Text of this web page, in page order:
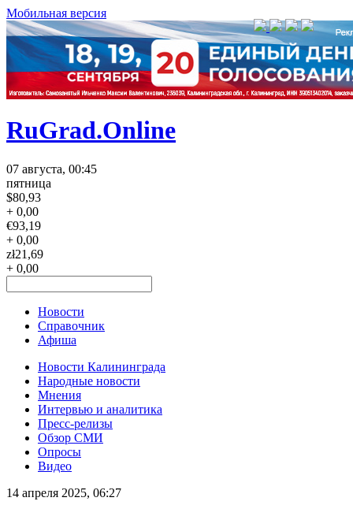
Мобильная версия
RuGrad.Online
07 августа, 00:45
пятница
$80,93
+ 0,00
€93,19
+ 0,00
zł21,69
+ 0,00
Новости
Справочник
Афиша
Новости Калининграда
Народные новости
Мнения
Интервью и аналитика
Пресс-релизы
Обзор СМИ
Опросы
Видео
14 апреля 2025, 06:27